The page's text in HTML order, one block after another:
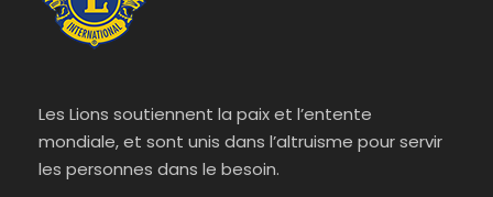
Les Lions soutiennent la paix et l’entente
mondiale, et sont unis dans l’altruisme pour servir
les personnes dans le besoin.